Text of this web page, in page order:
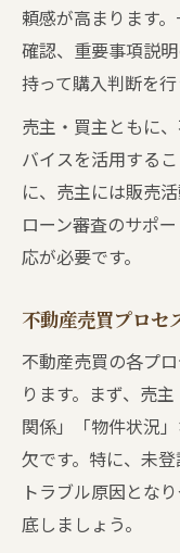
頼感が高まります
確認、重要事項説
持って購入判断を行
売主・買主ともに
バイスを活用する
に、売主には販売
ローン審査のサポ
応が必要です。
不動産売買プロセ
不動産売買の各プ
ります。まず、売
関係」「物件状況
欠です。特に、未
トラブル原因とな
底しましょう。